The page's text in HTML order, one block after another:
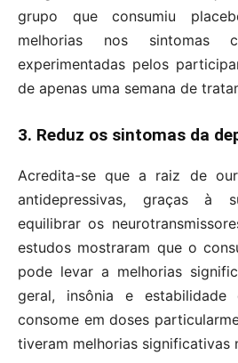
grupo que consumiu
melhorias nos sintomas
experimentadas pelos
de apenas uma semana de
3. Reduz os sintomas da
Acredita-se que a raiz de
antidepressivas, graças à
equilibrar os
estudos mostraram que o
pode levar a melhorias
geral, insônia e estabilidade
consome em doses
tiveram melhorias significativas